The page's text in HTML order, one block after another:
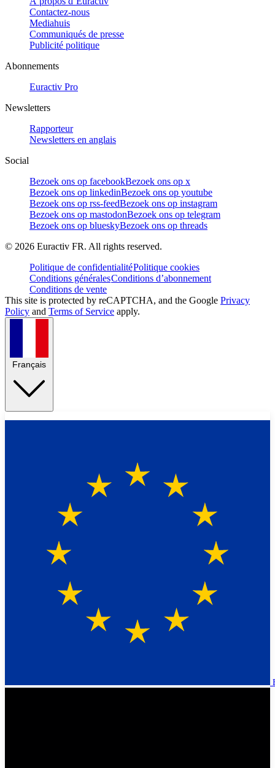
Contactez-nous
Mediahuis
Communiqués de presse
Publicité politique
Abonnements
Euractiv Pro
Newsletters
Rapporteur
Newsletters en anglais
Social
Bezoek ons op facebookBezoek ons op x
Bezoek ons op linkedinBezoek ons op youtube
Bezoek ons op rss-feedBezoek ons op instagram
Bezoek ons op mastodonBezoek ons op telegram
Bezoek ons op blueskyBezoek ons op threads
© 2026 Euractiv FR. All rights reserved.
Politique de confidentialitéPolitique cookies
Conditions généralesConditions d’abonnement
Conditions de vente
This site is protected by reCAPTCHA, and the Google Privacy
Policy and Terms of Service apply.
Français